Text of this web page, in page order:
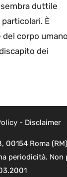
duttile
È
del corpo umano
dei
- Disclaimer
Roma
periodicità.